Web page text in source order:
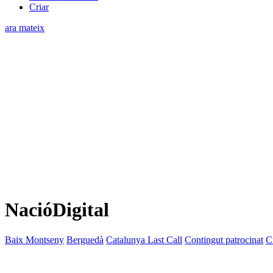
Criar
ara mateix
NacióDigital
Baix Montseny Berguedà Catalunya Last Call Contingut patrocinat